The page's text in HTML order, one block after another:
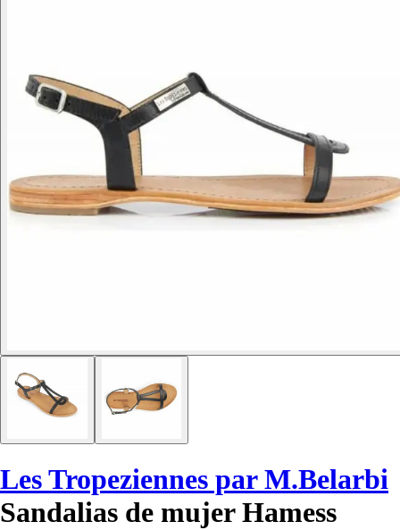
Les Tropeziennes par M.Belarbi
Sandalias de mujer Hamess